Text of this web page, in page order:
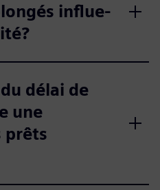
influe-
délai de
une
prêts